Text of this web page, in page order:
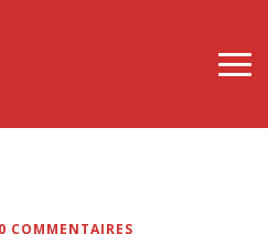
0 COMMENTAIRES